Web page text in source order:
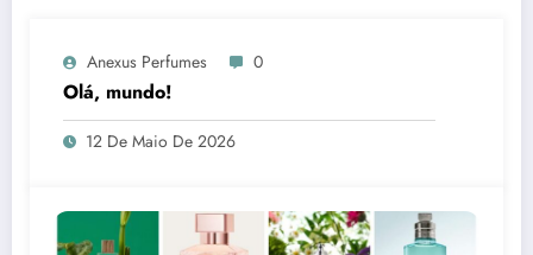
Anexus Perfumes 0
Olá, mundo!
12 De Maio De 2026